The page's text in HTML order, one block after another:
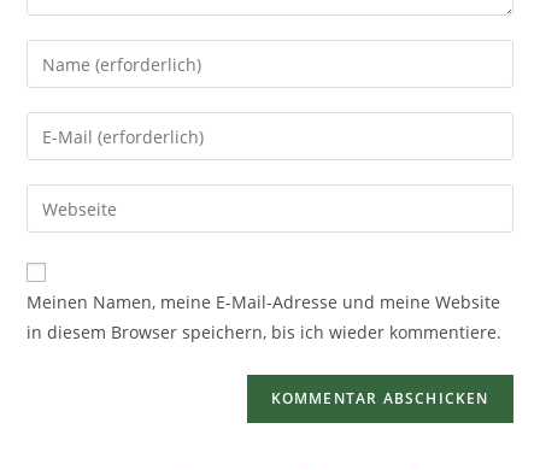
Meinen Namen, meine E-Mail-Adresse und meine Website
in diesem Browser speichern, bis ich wieder kommentiere.